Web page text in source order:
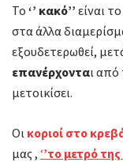
Το ‘’ κακό’’ είναι
στα άλλα
εξουδετερωθεί,
επανέρχονται από
μετοικίσει.
Οι κοριοί στο
μας , ‘’το μετρό